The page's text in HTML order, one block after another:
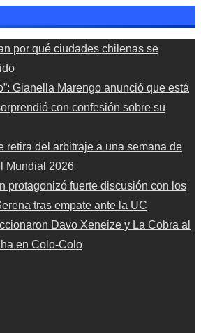
por qué ciudades chilenas se
Gianella Marengo anunció que está
con confesión sobre su
retira del arbitraje a una semana de
Mundial 2026
protagonizó fuerte discusión con los
tras empate ante la UC
Davo Xeneize y La Cobra al
en Colo-Colo